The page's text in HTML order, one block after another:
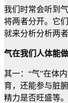
我们时常会听到
将两者分开。它
就来分析分析两
气在我们人体能做
其一：“气”在体
育，还能参与脏
精力是否旺盛等。